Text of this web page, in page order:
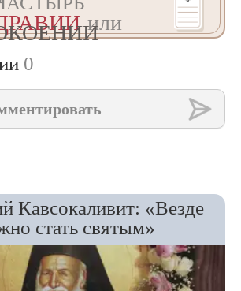
или
0
Кавсокаливит: «Везде
стать святым»